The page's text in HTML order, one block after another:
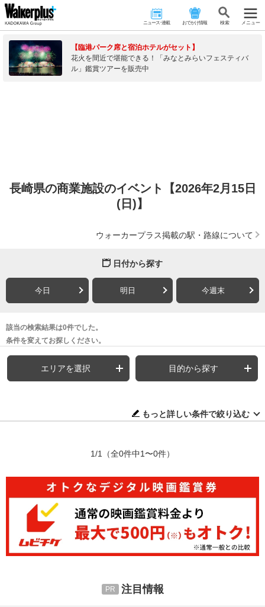
ニュース･連載 おでかけ情報 検 索 メニュー
【臨港パーク席と宿泊ホテルがセット】
花火を間近で堪能できる！「みなとみらいフェスティバ
ル」鑑賞ツアーを販売中
長崎県の商業施設のイベント【2026年2月15日
(日)】
ウォーカープラス掲載の駅・路線について
日付から探す
今日 明日 今週末
該当の検索結果は0件でした。
条件を変えてお探しください。
エリアを選択 目的から探す
もっと詳しい条件で絞り込む
1/1 （全0件中1〜0件）
注目情報